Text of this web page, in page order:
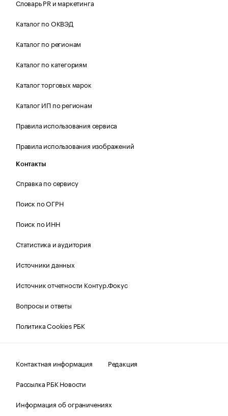
Словарь PR и маркетинга
Каталог по ОКВЭД
Каталог по регионам
Каталог по категориям
Каталог торговых марок
Каталог ИП по регионам
Правила использования сервиса
Правила использования изображений
Контакты
Справка по сервису
Поиск по ОГРН
Поиск по ИНН
Статистика и аудитория
Источники данных
Источник отчетности Контур.Фокус
Вопросы и ответы
Политика Cookies РБК
Контактная информация
Редакция
Рассылка РБК Новости
Информация об ограничениях